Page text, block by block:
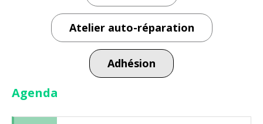
Atelier auto-réparation
Adhésion
Agenda